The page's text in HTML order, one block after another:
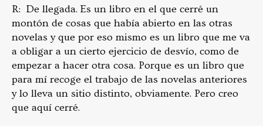
R: De llegada. Es un libro en el que cerré un
montón de cosas que había abierto en las otras
novelas y que por eso mismo es un libro que me va
a obligar a un cierto ejercicio de desvío, como de
empezar a hacer otra cosa. Porque es un libro que
para mí recoge el trabajo de las novelas anteriores
y lo lleva un sitio distinto, obviamente. Pero creo
que aquí cerré.